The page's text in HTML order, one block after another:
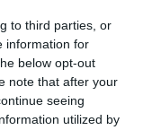
to third parties, or
information for
below opt-out
note that after your
seeing
utilized by